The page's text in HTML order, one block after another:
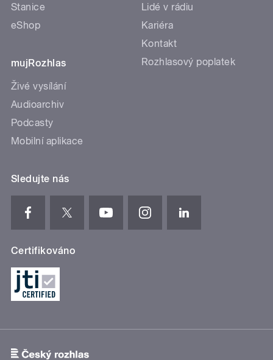
Stanice
eShop
mujRozhlas
Živé vysílání
Audioarchiv
Podcasty
Mobilní aplikace
Lidé v rádiu
Kariéra
Kontakt
Rozhlasový poplatek
Sledujte nás
Certifikováno